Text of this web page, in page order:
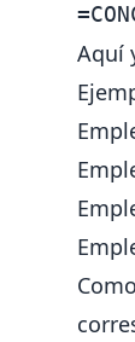
Aquí